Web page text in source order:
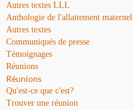
Autres textes LLL
Anthologie de l'allaitement maternel
Autres textes
Communiqués de presse
Témoignages
Réunions
Réunions
Qu'est-ce que c'est?
Trouver une réunion